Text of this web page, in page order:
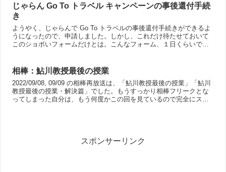
じゃらん Go To トラベル キャンペーンの事後還付手続
き
ようやく、じゃらんで Go To トラベルの事後還付手続きができるよ
うになったので、申請しました。しかし、これだけ待たせておいて
このショボいフォームだけとは。こんなフォーム、１日くらいで普
相棒：鮎川教授最後の授業
2022/09/08, 09/09 の相棒再放送は、「鮎川教授最後の授業」「鮎川
教授最後の授業・解決篇」でした。もうすっかり相棒フリークとな
ってしまった自分は、もう何度かこの回を見ているので完全にスト
スポンサーリンク